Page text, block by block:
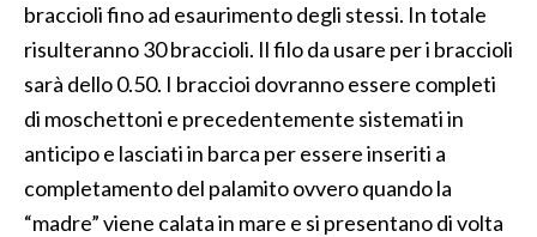
braccioli fino ad esaurimento degli stessi. In totale
risulteranno 30 braccioli. Il filo da usare per i braccioli
sarà dello 0.50. I braccioi dovranno essere completi
di moschettoni e precedentemente sistemati in
anticipo e lasciati in barca per essere inseriti a
completamento del palamito ovvero quando la
“madre” viene calata in mare e si presentano di volta